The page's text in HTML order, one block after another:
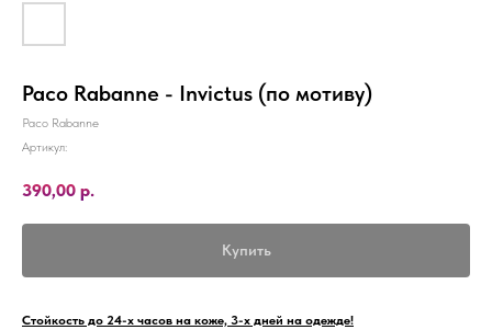
Paco Rabanne - Invictus (по мотиву)
Paco Rabanne
Артикул:
390,00 р.
Купить
Стойкость до 24-х часов на коже, 3-х дней на одежде!